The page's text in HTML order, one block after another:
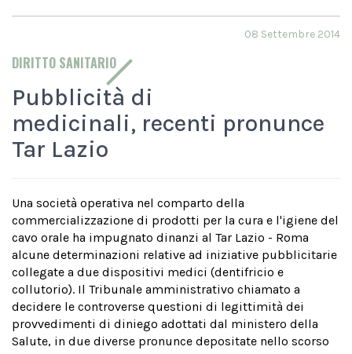
DIRITTO SANITARIO
08 Settembre 2014
Pubblicità di
medicinali, recenti pronunce
Tar Lazio
Una società operativa nel comparto della
commercializzazione di prodotti per la cura e l'igiene del
cavo orale ha impugnato dinanzi al Tar Lazio - Roma
alcune determinazioni relative ad iniziative pubblicitarie
collegate a due dispositivi medici (dentifricio e
collutorio). Il Tribunale amministrativo chiamato a
decidere le controverse questioni di legittimità dei
provvedimenti di diniego adottati dal ministero della
Salute, in due diverse pronunce depositate nello scorso